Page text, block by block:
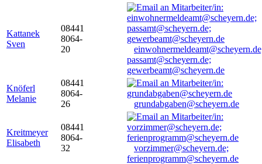
Kattanek
Sven
08441
8064-
20
passamt@scheyern.de;
gewerbeamt@scheyern.de
Knöferl
Melanie
08441
8064-
26
grundabgaben@scheyern.de
Kreitmeyer
Elisabeth
08441
8064-
32
vorzimmer@scheyern.de;
ferienprogramm@scheyern.de